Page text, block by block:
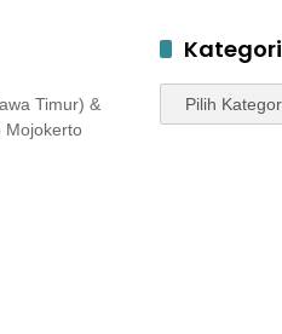
Timur) &
Mojokerto
Kategori
Kategori